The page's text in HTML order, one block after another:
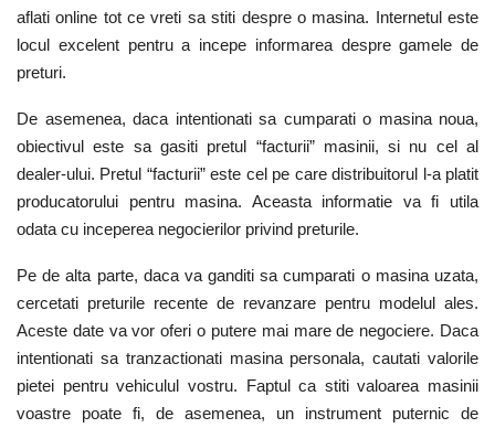
aflati online tot ce vreti sa stiti despre o masina. Internetul este
locul excelent pentru a incepe informarea despre gamele de
preturi.
De asemenea, daca intentionati sa cumparati o masina noua,
obiectivul este sa gasiti pretul “facturii” masinii, si nu cel al
dealer-ului. Pretul “facturii” este cel pe care distribuitorul l-a platit
producatorului pentru masina. Aceasta informatie va fi utila
odata cu inceperea negocierilor privind preturile.
Pe de alta parte, daca va ganditi sa cumparati o masina uzata,
cercetati preturile recente de revanzare pentru modelul ales.
Aceste date va vor oferi o putere mai mare de negociere. Daca
intentionati sa tranzactionati masina personala, cautati valorile
pietei pentru vehiculul vostru. Faptul ca stiti valoarea masinii
voastre poate fi, de asemenea, un instrument puternic de